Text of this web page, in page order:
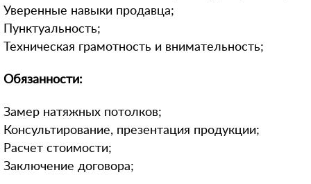
Уверенные навыки продавца;
Пунктуальность;
Техническая грамотность и внимательность;
Обязанности:
Замер натяжных потолков;
Консультирование, презентация продукции;
Расчет стоимости;
Заключение договора;